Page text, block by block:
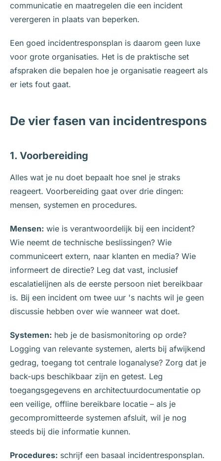
communicatie en maatregelen die een incident
verergeren in plaats van beperken.
Een goed incidentresponsplan is daarom geen luxe
voor grote organisaties. Het is de praktische set
afspraken die bepalen hoe je organisatie reageert als
er iets fout gaat.
De vier fasen van incidentrespons
1. Voorbereiding
Alles wat je nu doet bepaalt hoe snel je straks
reageert. Voorbereiding gaat over drie dingen:
mensen, systemen en procedures.
Mensen: wie is verantwoordelijk bij een incident?
Wie neemt de technische beslissingen? Wie
communiceert extern, naar klanten en media? Wie
informeert de directie? Leg dat vast, inclusief
escalatielijnen als de eerste persoon niet bereikbaar
is. Bij een incident om twee uur 's nachts wil je geen
discussie hebben over wie wanneer wat doet.
Systemen: heb je de basismonitoring op orde?
Logging van relevante systemen, alerts bij afwijkend
gedrag, toegang tot centrale loganalyse? Zorg dat je
back-ups beschikbaar zijn en getest. Leg
toegangsgegevens en architectuurdocumentatie op
een veilige, offline bereikbare locatie – als je
gecompromitteerde systemen afsluit, wil je nog
steeds bij die informatie kunnen.
Procedures: schrijf een basaal incidentresponsplan.